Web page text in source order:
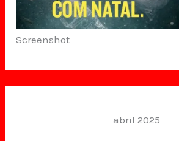
Screenshot
abril 2025